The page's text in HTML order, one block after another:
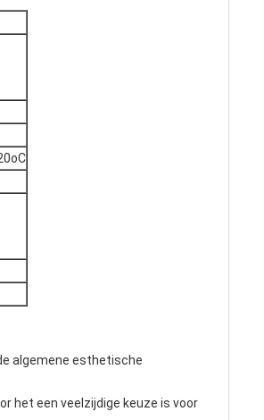
algemene esthetische
het een veelzijdige keuze is voor